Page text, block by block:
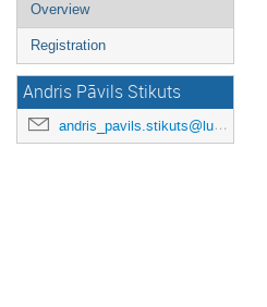
Overview
Registration
Andris Pāvils Stikuts
andris_pavils.stikuts@lu.lv